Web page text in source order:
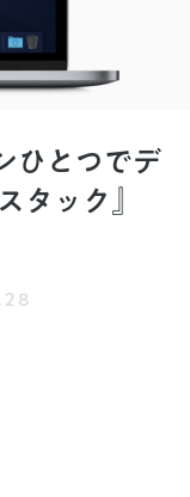
ひとつでデ
タック』